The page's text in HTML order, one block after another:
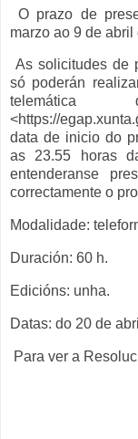
O prazo de
marzo ao 9 de abril
As solicitudes de
só poderán
telemática
<https://
data de inicio do
as 23.55 horas
entenderanse
correctamente o
Modalidade:
Duración: 60 h.
Edicións: unha.
Datas: do 20 de
Para ver a